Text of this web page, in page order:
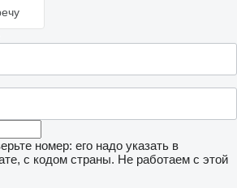
номер: его надо указать в
с кодом страны. Не работаем с этой